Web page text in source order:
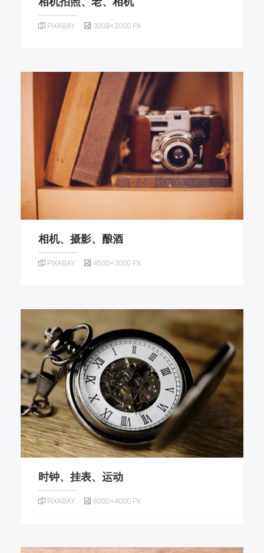
PIXABAY 3008×2000 PX
相机、摄影、酿酒
PIXABAY 4500×3000 PX
时钟、挂表、运动
PIXABAY 6000×4000 PX